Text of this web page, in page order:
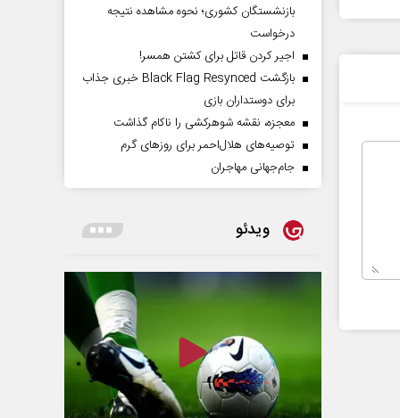
بازنشستگان کشوری؛ نحوه مشاهده نتیجه
درخواست
اجیر کردن قاتل برای کشتن همسر!
بازگشت Black Flag Resynced خبری جذاب
برای دوستداران بازی
معجزه، نقشه شوهرکشی را ناکام گذاشت
توصیه‌های هلال‌احمر برای روز‌های گرم
جام‌جهانی مهاجران
ویدئو